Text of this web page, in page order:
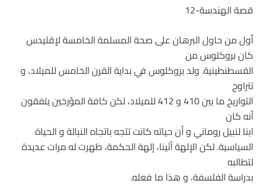
قصة الهندسة-12
أول من حاول البرهان على صحة المسلمة الخامسة لإقليدس
كان بروكلوس من
القسطنطينية. ولد بروكلوس في بداية القرن الخامس للميلاد، و
تتراوح
التواريخ ما بين 410 و 412 للميلاد، لكن كافة المؤرخين يتفقون
أنه كان
ابنا لنبيل روماني و أن حياته كانت تتجه باتجاه النبالة و الحياة
السياسية. لكن الإلهة أثينا، إلهة الحكمة، ظهرت له مرات عديدة
لتطالبه
بدراسة الفلسفة، و هذا ما فعله.